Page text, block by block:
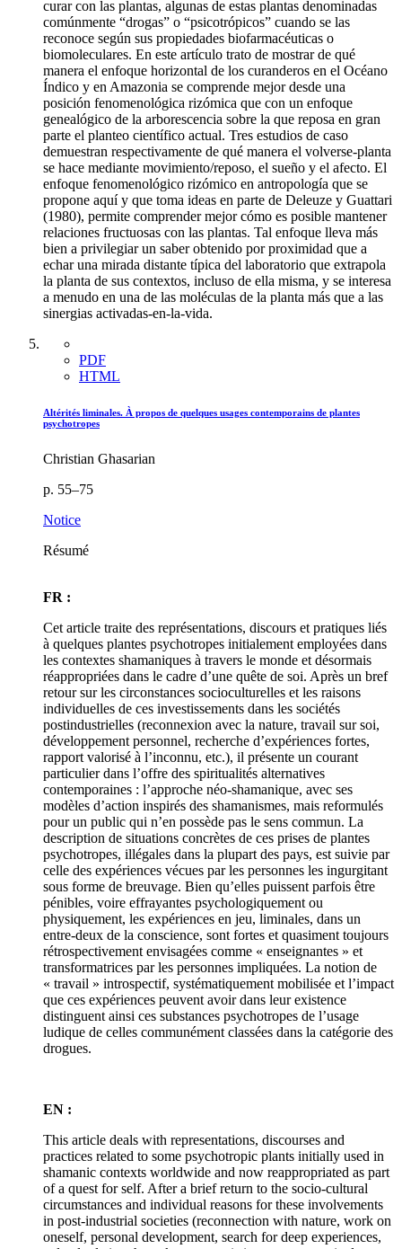
curar con las plantas, algunas de estas plantas denominadas
comúnmente “drogas” o “psicotrópicos” cuando se las
reconoce según sus propiedades biofarmacéuticas o
biomoleculares. En este artículo trato de mostrar de qué
manera el enfoque horizontal de los curanderos en el Océano
Índico y en Amazonia se comprende mejor desde una
posición fenomenológica rizómica que con un enfoque
genealógico de la arborescencia sobre la que reposa en gran
parte el planteo científico actual. Tres estudios de caso
demuestran respectivamente de qué manera el volverse-planta
se hace mediante movimiento/reposo, el sueño y el afecto. El
enfoque fenomenológico rizómico en antropología que se
propone aquí y que toma ideas en parte de Deleuze y Guattari
(1980), permite comprender mejor cómo es posible mantener
relaciones fructuosas con las plantas. Tal enfoque lleva más
bien a privilegiar un saber obtenido por proximidad que a
echar una mirada distante típica del laboratorio que extrapola
la planta de sus contextos, incluso de ella misma, y se interesa
a menudo en una de las moléculas de la planta más que a las
sinergias activadas-en-la-vida.
PDF
HTML
Altérités liminales. À propos de quelques usages contemporains de plantes
psychotropes
Christian Ghasarian
p. 55–75
Notice
Résumé
FR :
Cet article traite des représentations, discours et pratiques liés
à quelques plantes psychotropes initialement employées dans
les contextes shamaniques à travers le monde et désormais
réappropriées dans le cadre d’une quête de soi. Après un bref
retour sur les circonstances socioculturelles et les raisons
individuelles de ces investissements dans les sociétés
postindustrielles (reconnexion avec la nature, travail sur soi,
développement personnel, recherche d’expériences fortes,
rapport valorisé à l’inconnu, etc.), il présente un courant
particulier dans l’offre des spiritualités alternatives
contemporaines : l’approche néo-shamanique, avec ses
modèles d’action inspirés des shamanismes, mais reformulés
pour un public qui n’en possède pas le sens commun. La
description de situations concrètes de ces prises de plantes
psychotropes, illégales dans la plupart des pays, est suivie par
celle des expériences vécues par les personnes les ingurgitant
sous forme de breuvage. Bien qu’elles puissent parfois être
pénibles, voire effrayantes psychologiquement ou
physiquement, les expériences en jeu, liminales, dans un
entre-deux de la conscience, sont fortes et quasiment toujours
rétrospectivement envisagées comme « enseignantes » et
transformatrices par les personnes impliquées. La notion de
« travail » introspectif, systématiquement mobilisée et l’impact
que ces expériences peuvent avoir dans leur existence
distinguent ainsi ces substances psychotropes de l’usage
ludique de celles communément classées dans la catégorie des
drogues.
EN :
This article deals with representations, discourses and
practices related to some psychotropic plants initially used in
shamanic contexts worldwide and now reappropriated as part
of a quest for self. After a brief return to the socio-cultural
circumstances and individual reasons for these involvements
in post-industrial societies (reconnection with nature, work on
oneself, personal development, search for deep experiences,